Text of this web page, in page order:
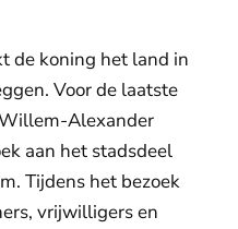
de koning het land in
Voor de laatste
Alexander
aan het stadsdeel
Tijdens het bezoek
vrijwilligers en